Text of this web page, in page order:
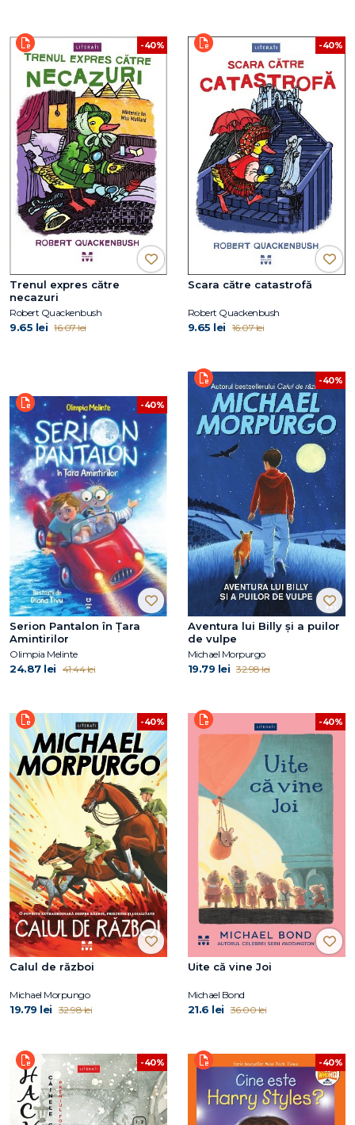
-40%
Trenul expres către
necazuri
Robert Quackenbush
9.65 lei 16.07 lei
-40%
Scara către catastrofă
Robert Quackenbush
9.65 lei 16.07 lei
-40%
Serion Pantalon în Țara
Amintirilor
Olimpia Melinte
24.87 lei 41.44 lei
-40%
Aventura lui Billy și a puilor
de vulpe
Michael Morpurgo
19.79 lei 32.98 lei
-40%
Calul de război
Michael Morpungo
19.79 lei 32.98 lei
-40%
Uite că vine Joi
Michael Bond
21.6 lei 36.00 lei
-40% -40%